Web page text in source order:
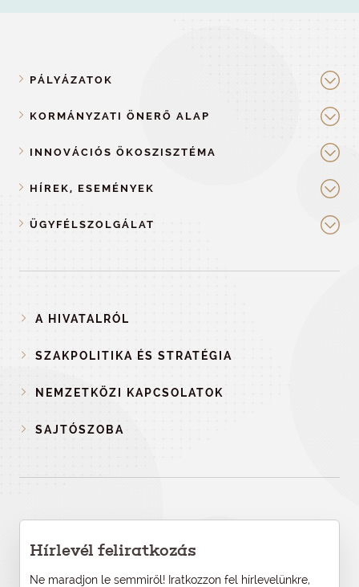
PÁLYÁZATOK
KORMÁNYZATI ÖNERŐ ALAP
INNOVÁCIÓS ÖKOSZISZTÉMA
HÍREK, ESEMÉNYEK
ÜGYFÉLSZOLGÁLAT
A HIVATALRÓL
SZAKPOLITIKA ÉS STRATÉGIA
NEMZETKÖZI KAPCSOLATOK
SAJTÓSZOBA
Hírlevél feliratkozás
Ne maradjon le semmiről! Iratkozzon fel hírlevelünkre,